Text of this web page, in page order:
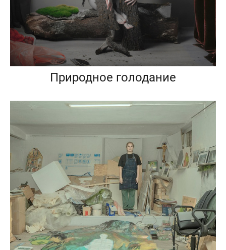
Природное голодание